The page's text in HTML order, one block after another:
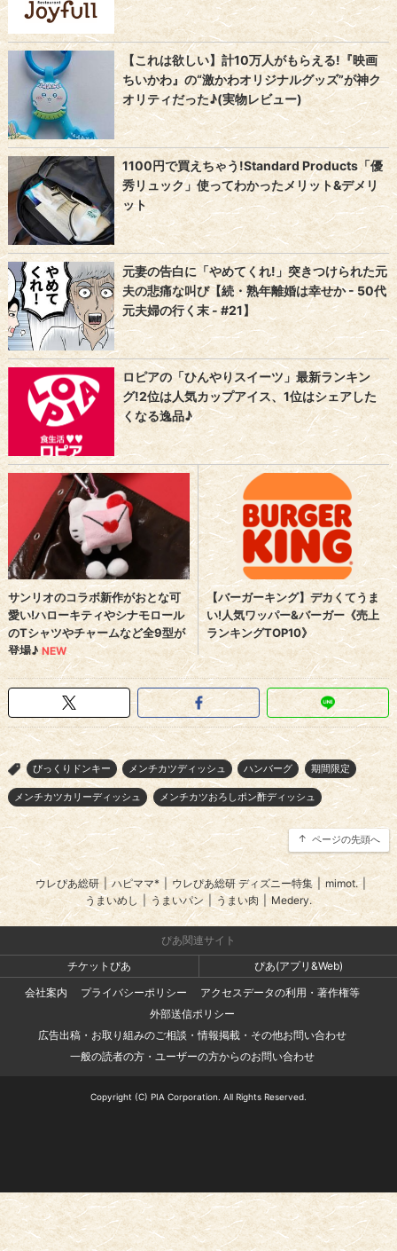
> びっくりドンキー メンチカツディッシュ ハンバーグ 期間限定
メンチカツカリーディッシュ メンチカツおろしポン酢ディッシュ
ページの先頭へ
ウレぴあ総研 | ハピママ* | ウレぴあ総研 ディズニー特集 mimot.
うまいめし
| うまいパン うまい肉 Medery.
ぴあ関連サイト
チケットぴあ
ぴあ(アプリ&Web)
会社案内
プライバシーポリシー
アクセスデータの利用・著作権等
外部送信ポリシー
広告出稿・お取り組みのご相談・情報掲載・その他お問い合わせ
一般の読者の方・ユーザーの方からのお問い合わせ
Copyright (C) PIA Corporation. All Rights Reserved.